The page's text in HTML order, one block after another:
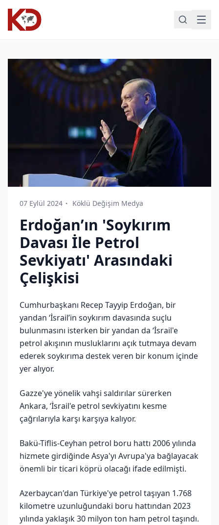
07 Eylül 2024 Köklü Değişim Medya
Erdoğan’ın 'Soykırım
Davası İle Petrol
Sevkiyatı' Arasındaki
Çelişkisi
Cumhurbaşkanı Recep Tayyip Erdoğan, bir
yandan ‘İsrail’in soykırım davasında suçlu
bulunmasını isterken bir yandan da ‘İsrail'e
petrol akışının musluklarını açık tutmaya devam
ederek soykırıma destek veren bir konum içinde
yer alıyor.
Gazze'ye yönelik vahşi saldırılar sürerken
Ankara, ‘İsrail'e petrol sevkiyatını kesme
çağrılarıyla karşı karşıya kalıyor.
Bakü-Tiflis-Ceyhan petrol boru hattı 2006 yılında
hizmete girdiğinde Asya'yı Avrupa'ya bağlayacak
önemli bir ticari köprü olacağı ifade edilmişti.
Azerbaycan'dan Türkiye'ye petrol taşıyan 1.768
kilometre uzunluğundaki boru hattından 2023
yılında yaklaşık 30 milyon ton ham petrol taşındı.